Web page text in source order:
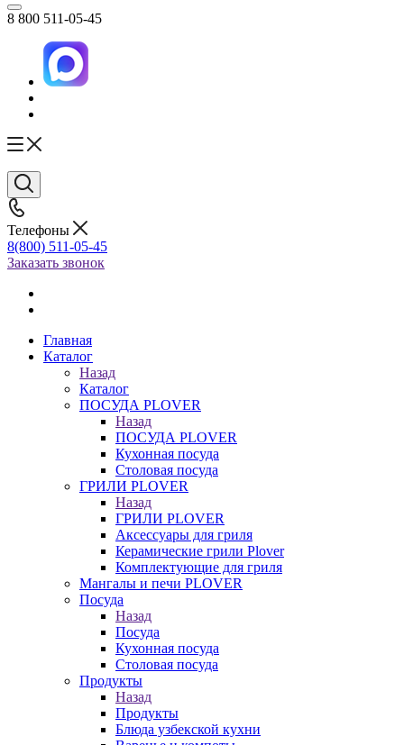
8 800 511-05-45
Телефоны
8(800) 511-05-45
Заказать звонок
Главная
Каталог
Назад
Каталог
ПОСУДА PLOVER
Назад
ПОСУДА PLOVER
Кухонная посуда
Столовая посуда
ГРИЛИ PLOVER
Назад
ГРИЛИ PLOVER
Аксессуары для гриля
Керамические грили Plover
Комплектующие для гриля
Мангалы и печи PLOVER
Посуда
Назад
Посуда
Кухонная посуда
Столовая посуда
Продукты
Назад
Продукты
Блюда узбекской кухни